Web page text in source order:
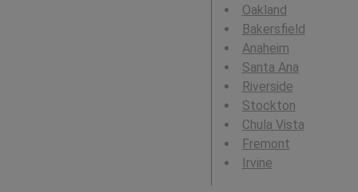
Oakland
Bakersfield
Anaheim
Santa Ana
Riverside
Stockton
Chula Vista
Fremont
Irvine